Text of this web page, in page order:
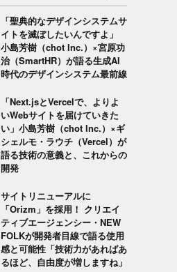
「聖典的なデザインシステムサ
イトを滅ぼしたいんですよ」
小島芳樹（chot Inc.）×宮原功
治（SmartHR）が語る生成AI
時代のデザインシステム最前線
「Next.jsとVercelで、よりよ
いWebサイトを届けていきた
い」小島芳樹（chot Inc.）×ギ
シェルモ・ラウチ（Vercel）が
語る技術の意義と、これからの
開発
サイトリニューアルに
「Orizm」を採用！ クリエイ
ティブエージェンシー・NEW
FOLKが開発者目線で語る使用
感と可能性「技術力があればあ
るほど、自由度が増しますね」